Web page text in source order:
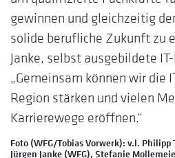
gewinnen und gleichzeitig
solide berufliche Zukunft zu
Janke, selbst ausgebildete
„Gemeinsam können wir die
Region stärken und vielen
Karrierewege eröffnen.“
Foto (WFG/Tobias Vorwerk): v.l.
Jürgen Janke (WFG), Stefanie